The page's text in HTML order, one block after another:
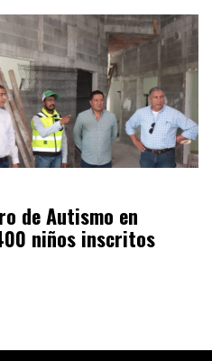
de Autismo en
niños inscritos